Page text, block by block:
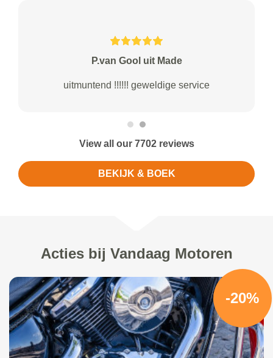
P.van Gool uit Made
uitmuntend !!!!!! geweldige service
View all our 7702 reviews
BEKIJK & BOEK
Acties bij Vandaag Motoren
-20%